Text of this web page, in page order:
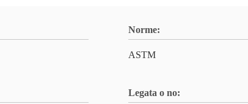
Norme:
ASTM
Legata o no: